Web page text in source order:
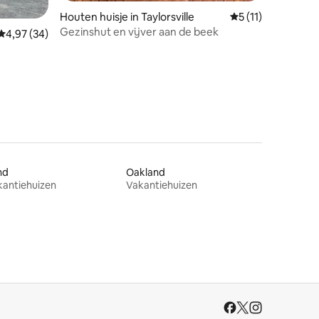
beoordeling van 4,97 uit 5, 34 recensies
4,97 (34)
Houten huisje in Taylorsville Gemiddelde
5 (11)
Gezinshut en vijver aan de beek
Oakland
Vakantiehuizen